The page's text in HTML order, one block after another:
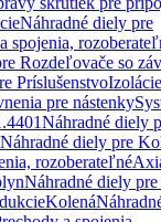
Náhradné diely pre
spojenia,
Rozdeľovače so
Príslušenstvo
pre nástenky
Náhradné diely
Náhradné diely pre
rozoberateľné
Náhradné diely
Kolená